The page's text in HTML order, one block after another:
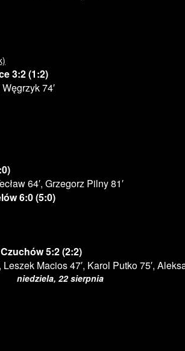
3:2 (1:2)
74′
64′, Grzegorz Pilny 81′
6:0 (5:0)
5:2 (2:2)
Macios 47′, Karol Putko 75′,
niedziela, 22 sierpnia